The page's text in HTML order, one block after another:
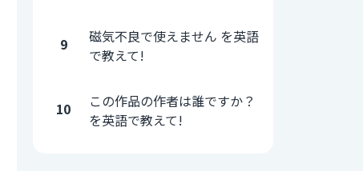
9
磁気不良で使えません を英語
で教えて!
10
この作品の作者は誰ですか？
を英語で教えて!